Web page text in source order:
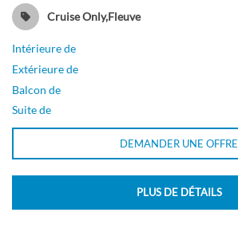
Cruise Only,Fleuve
Intérieure de
Extérieure de
Balcon de
Suite de
DEMANDER UNE OFFRE
PLUS DE DÉTAILS